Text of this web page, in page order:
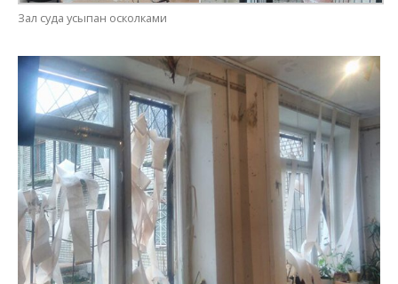
Зал суда усыпан осколками